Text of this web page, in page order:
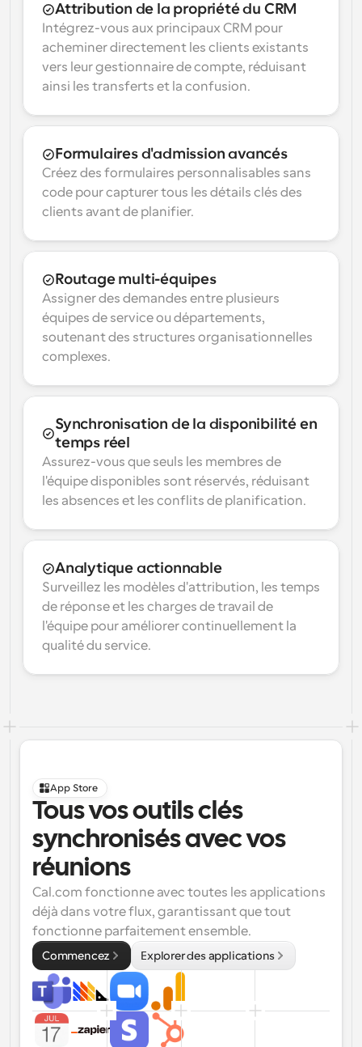
Attribution de la propriété du CRM
Intégrez-vous aux principaux CRM pour
acheminer directement les clients existants
vers leur gestionnaire de compte, réduisant
ainsi les transferts et la confusion.
Formulaires d'admission avancés
Créez des formulaires personnalisables sans
code pour capturer tous les détails clés des
clients avant de planifier.
Routage multi-équipes
Assigner des demandes entre plusieurs
équipes de service ou départements,
soutenant des structures organisationnelles
complexes.
Synchronisation de la disponibilité en
temps réel
Assurez-vous que seuls les membres de
l'équipe disponibles sont réservés, réduisant
les absences et les conflits de planification.
Analytique actionnable
Surveillez les modèles d'attribution, les temps
de réponse et les charges de travail de
l'équipe pour améliorer continuellement la
qualité du service.
App Store
Tous vos outils clés
synchronisés avec vos
réunions
Cal.com fonctionne avec toutes les applications
déjà dans votre flux, garantissant que tout
fonctionne parfaitement ensemble.
Commencez Explorer des applications